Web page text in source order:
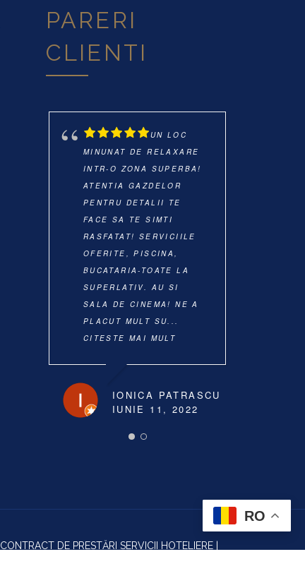
PARERI
CLIENTI
UN LOC
MINUNAT DE RELAXARE
INTR-O ZONA SUPERBA!
ATENTIA GAZDELOR
PENTRU DETALII TE
FACE SA TE SIMTI
RASFATAT! SERVICIILE
OFERITE, PISCINA,
BUCATARIA-TOATE LA
SUPERLATIV. AU SI
SALA DE CINEMA! NE A
PLACUT MULT SU...
CITESTE MAI MULT
IONICA PATRASCU
IUNIE 11, 2022
CONTRACT DE PRESTĂRI SERVICII HOTELIERE
RO